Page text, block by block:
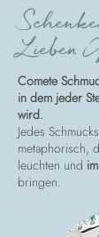
Lieben
Comete
in dem jeder
wird.
Jedes
metaphorisch,
leuchten und
bringen.